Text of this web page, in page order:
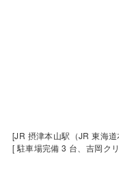
[JR 摂津本山駅（JR 東海
[ 駐車場完備 3 台、吉岡ク